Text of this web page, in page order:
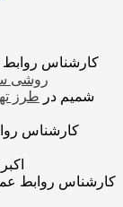
کارشناس
روشی
شمیم در طرز
کارشناس
کارشناس روابط